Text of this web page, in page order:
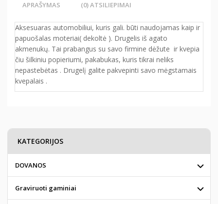
APRAŠYMAS (0) ATSILIEPIMAI
Aksesuaras automobiliui, kuris gali. būti naudojamas kaip ir
papuošalas moteriai( dekoltė ). Drugelis iš agato
akmenukų. Tai prabangus su savo firmine dėžute ir kvepia
čiu šilkiniu popieriumi, pakabukas, kuris tikrai neliks
nepastebėtas . Drugelį galite pakvepinti savo mėgstamais
kvepalais .
KATEGORIJOS
DOVANOS
Graviruoti gaminiai